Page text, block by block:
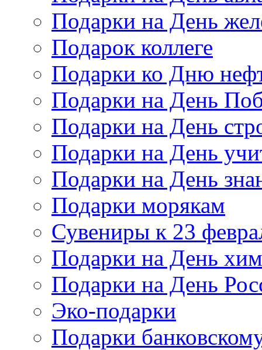
Подарки на День
Подарок коллеге
Подарки ко Дню
Подарки на День
Подарки на День
Подарки на День
Подарки на День
Подарки морякам
Сувениры к 23
Подарки на День
Подарки на День
Эко-подарки
Подарки